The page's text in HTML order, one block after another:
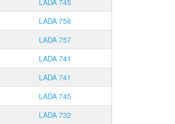
LADA 745
LADA 756
LADA 757
LADA 741
LADA 741
LADA 745
LADA 732